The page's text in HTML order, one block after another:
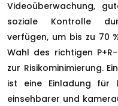
Videoüberwachung,
soziale Kontrolle
verfügen, um bis zu 70
Wahl des richtigen
zur Risikominimierung.
ist eine Einladung für
einsehbarer und